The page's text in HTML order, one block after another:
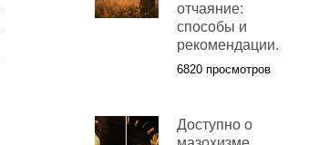
отчаяние:
способы и
рекомендации.
6820 просмотров
Доступно о